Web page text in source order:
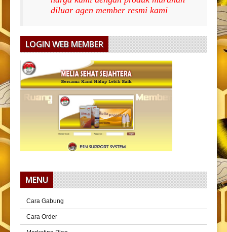
diluar agen member resmi kami
LOGIN WEB MEMBER
MENU
Cara Gabung
Cara Order